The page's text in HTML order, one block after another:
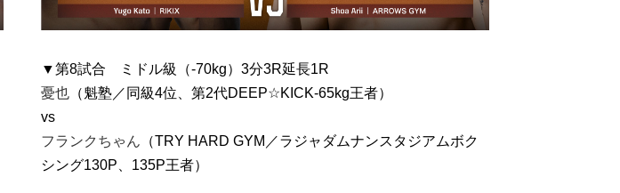
▼第8試合 ミドル級（-70kg）3分3R延長1R
憂也 （魁塾／同級4位、第2代DEEP☆KICK-65kg王者）
vs
フランクちゃん （TRY HARD GYM／ラジャダムナンスタジアムボク
シング130P、135P王者）